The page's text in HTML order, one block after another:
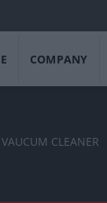
COMPANY
VAUCUM CLEANER